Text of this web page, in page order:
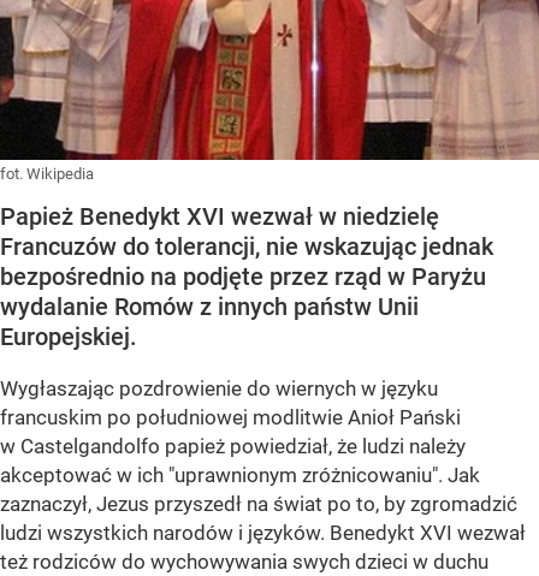
fot. Wikipedia
Papież Benedykt XVI wezwał w niedzielę
Francuzów do tolerancji, nie wskazując jednak
bezpośrednio na podjęte przez rząd w Paryżu
wydalanie Romów z innych państw Unii
Europejskiej.
Wygłaszając pozdrowienie do wiernych w języku
francuskim po południowej modlitwie Anioł Pański
w Castelgandolfo papież powiedział, że ludzi należy
akceptować w ich "uprawnionym zróżnicowaniu". Jak
zaznaczył, Jezus przyszedł na świat po to, by zgromadzić
ludzi wszystkich narodów i języków. Benedykt XVI wezwał
też rodziców do wychowywania swych dzieci w duchu